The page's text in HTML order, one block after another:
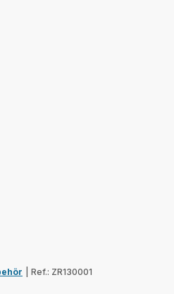
Ref.: ZR130001